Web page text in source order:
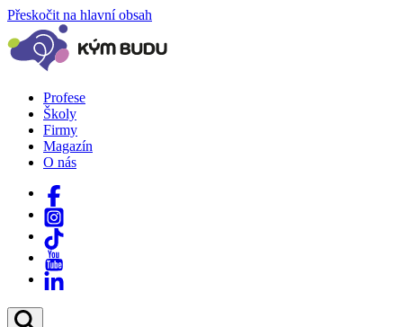
Přeskočit na hlavní obsah
Profese
Školy
Firmy
Magazín
O nás